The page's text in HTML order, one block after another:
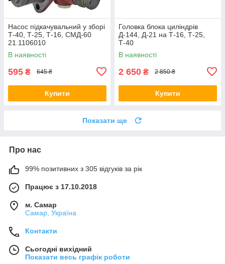
Насос підкачувальний у зборі
Т-40, Т-25, Т-16, СМД-60
21.1106010
В наявності
595 ₴ 645 ₴
Купити
Головка блока циліндрів
Д-144, Д-21 на Т-16, Т-25,
Т-40
В наявності
2 650 ₴ 2 850 ₴
Купити
Показати ще
Про нас
99% позитивних з 305 відгуків за рік
Працює з 17.10.2018
м. Самар
Самар, Україна
Контакти
Сьогодні вихідний
Показати весь графік роботи